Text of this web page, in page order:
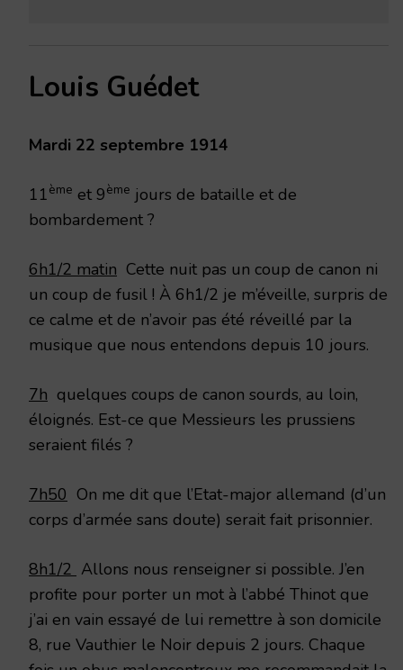
Louis Guédet
Mardi 22 septembre 1914
11ème et 9ème jours de bataille et de
bombardement ?
6h1/2 matin Cette nuit pas un coup de canon ni
un coup de fusil ! À 6h1/2 je m’éveille, surpris de
ce calme et de n’avoir pas été réveillé par la
musique que nous entendons depuis 10 jours.
7h quelques coups de canon sourds, au loin,
éloignés. Est-ce que Messieurs les prussiens
seraient filés ?
7h50 On me dit que l’Etat-major allemand (d’un
corps d’armée sans doute) serait fait prisonnier.
8h1/2 Allons nous renseigner si possible. J’en
profite pour porter un mot à l’abbé Thinot que
j’ai en vain essayé de lui remettre à son domicile
8, rue Vauthier le Noir depuis 2 jours. Chaque